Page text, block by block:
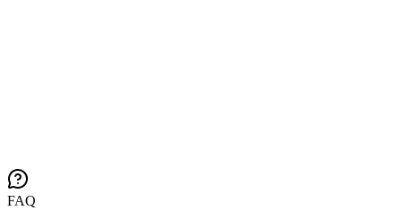
FAQ